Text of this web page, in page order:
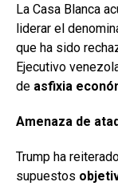
La Casa Blanca
liderar el
que ha sido
Ejecutivo
de asfixia
Amenaza de
Trump ha
supuestos